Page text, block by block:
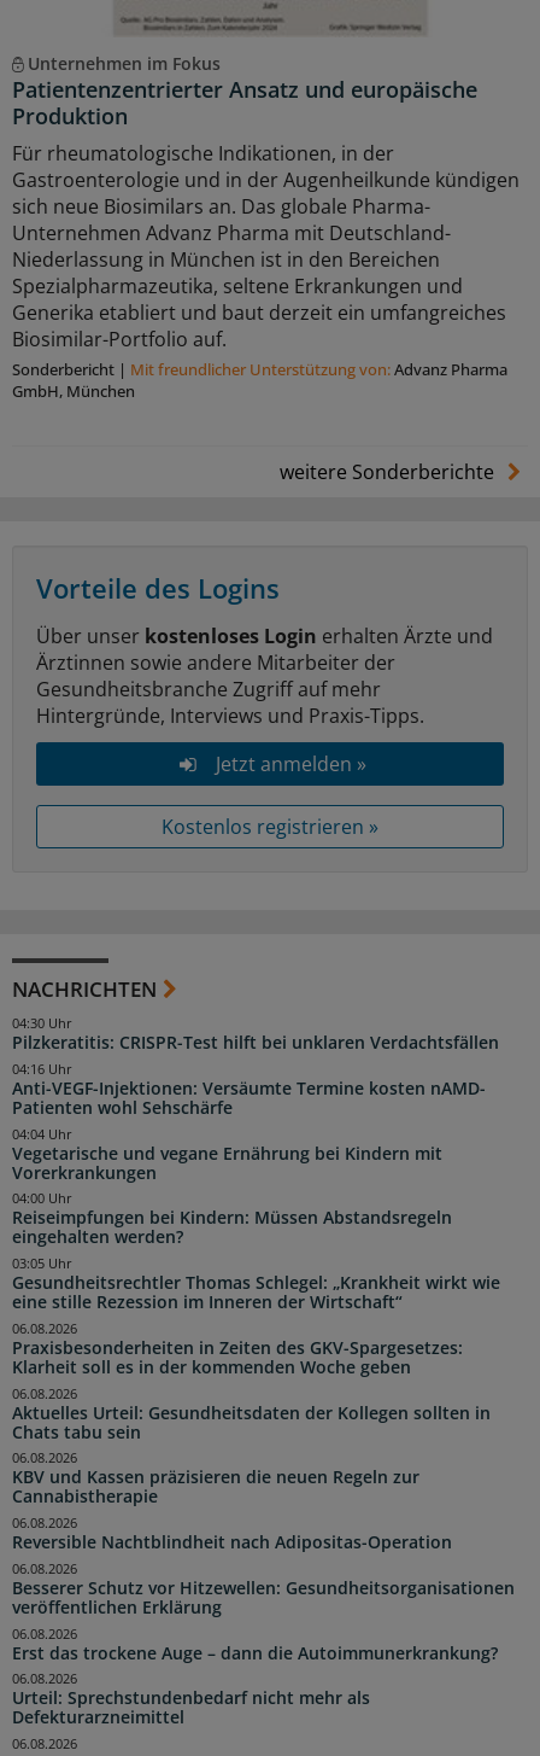
Unternehmen im Fokus
Patientenzentrierter Ansatz und europäische
Produktion
Für rheumatologische Indikationen, in der
Gastroenterologie und in der Augenheilkunde kündigen
sich neue Biosimilars an. Das globale Pharma-
Unternehmen Advanz Pharma mit Deutschland-
Niederlassung in München ist in den Bereichen
Spezialpharmazeutika, seltene Erkrankungen und
Generika etabliert und baut derzeit ein umfangreiches
Biosimilar-Portfolio auf.
Sonderbericht | Mit freundlicher Unterstützung von:Advanz Pharma
GmbH, München
weitere Sonderberichte
Vorteile des Logins
Über unser kostenloses Login erhalten Ärzte und
Ärztinnen sowie andere Mitarbeiter der
Gesundheitsbranche Zugriff auf mehr
Hintergründe, Interviews und Praxis-Tipps.
Jetzt anmelden »
Kostenlos registrieren »
NACHRICHTEN
Pilzkeratitis: CRISPR-Test hilft bei unklaren Verdachtsfällen
04:30 Uhr
Anti-VEGF-Injektionen: Versäumte Termine kosten nAMD-
Patienten wohl Sehschärfe
04:16 Uhr
Vegetarische und vegane Ernährung bei Kindern mit
Vorerkrankungen
04:04 Uhr
Reiseimpfungen bei Kindern: Müssen Abstandsregeln
eingehalten werden?
04:00 Uhr
Gesundheitsrechtler Thomas Schlegel: „Krankheit wirkt wie
eine stille Rezession im Inneren der Wirtschaft“
03:05 Uhr
Praxisbesonderheiten in Zeiten des GKV-Spargesetzes:
Klarheit soll es in der kommenden Woche geben
06.08.2026
Aktuelles Urteil: Gesundheitsdaten der Kollegen sollten in
Chats tabu sein
06.08.2026
KBV und Kassen präzisieren die neuen Regeln zur
Cannabistherapie
06.08.2026
Reversible Nachtblindheit nach Adipositas-Operation
06.08.2026
Besserer Schutz vor Hitzewellen: Gesundheitsorganisationen
veröffentlichen Erklärung
06.08.2026
Erst das trockene Auge – dann die Autoimmunerkrankung?
06.08.2026
Urteil: Sprechstundenbedarf nicht mehr als
Defekturarzneimittel
06.08.2026
06.08.2026